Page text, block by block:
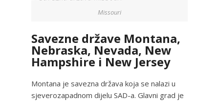
Missouri
Savezne države Montana,
Nebraska, Nevada, New
Hampshire i New Jersey
Montana je savezna država koja se nalazi u
sjeverozapadnom dijelu SAD-a. Glavni grad je